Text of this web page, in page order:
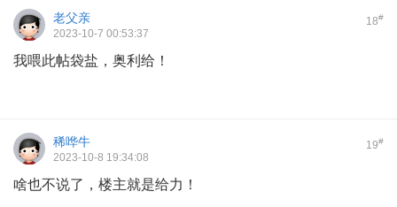
18#
老父亲
2023-10-7 00:53:37
我喂此帖袋盐，奥利给！
19#
稀哗牛
2023-10-8 19:34:08
啥也不说了，楼主就是给力！